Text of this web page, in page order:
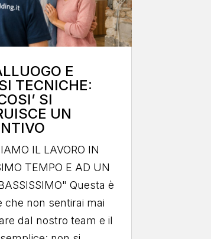
E
TECNICHE:
SI
UN
IL LAVORO IN
TEMPO E AD UN
Questa è
che non sentirai mai
dal nostro team e il